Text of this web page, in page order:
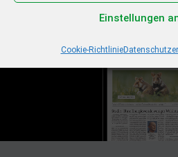
Einstellungen
Cookie-Richtlinie
Zum